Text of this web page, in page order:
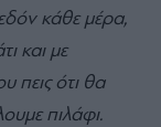
κάθε μέρα,
και με
πεις ότι θα
πιλάφι.